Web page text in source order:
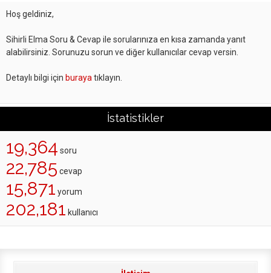
Hoş geldiniz,
Sihirli Elma Soru & Cevap ile sorularınıza en kısa zamanda yanıt
alabilirsiniz. Sorunuzu sorun ve diğer kullanıcılar cevap versin.
Detaylı bilgi için buraya tıklayın.
İstatistikler
19,364 soru
22,785 cevap
15,871 yorum
202,181 kullanıcı